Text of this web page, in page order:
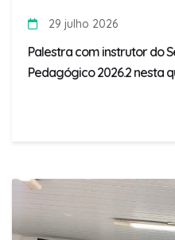
29 julho 2026
Palestra com instrutor do
Pedagógico 2026.2 nesta